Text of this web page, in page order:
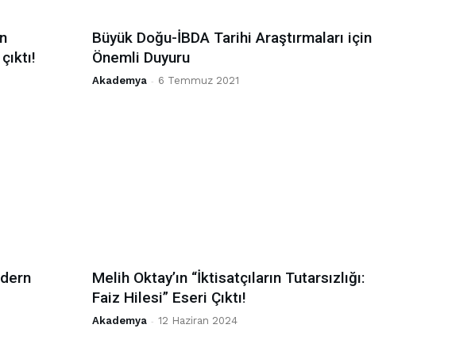
Büyük Doğu-İBDA Tarihi Araştırmaları için
Önemli Duyuru
Akademya - 6 Temmuz 2021
Melih Oktay’ın “İktisatçıların Tutarsızlığı:
Faiz Hilesi” Eseri Çıktı!
Akademya - 12 Haziran 2024